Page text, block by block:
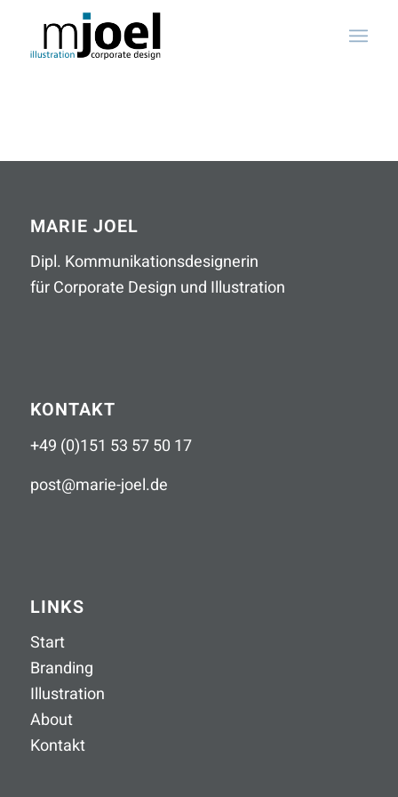
MARIE JOEL
Dipl. Kommunikationsdesignerin
für Corporate Design und Illustration
KONTAKT
+49 (0)151 53 57 50 17
post@marie-joel.de
LINKS
Start
Branding
Illustration
About
Kontakt